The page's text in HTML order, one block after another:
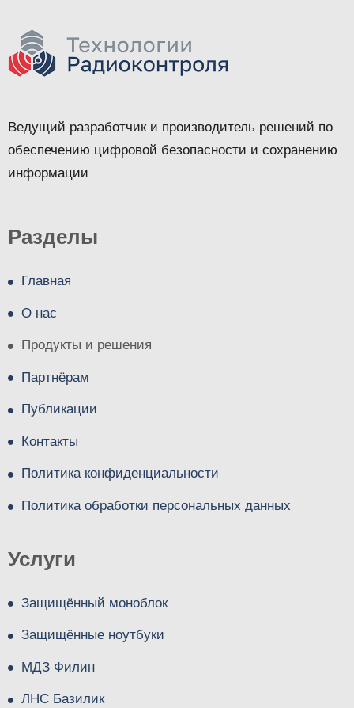
Ведущий разработчик и производитель решений по
обеспечению цифровой безопасности и сохранению
информации
Разделы
Главная
О нас
Продукты и решения
Партнёрам
Публикации
Контакты
Политика конфиденциальности
Политика обработки персональных данных
Услуги
Защищённый моноблок
Защищённые ноутбуки
МДЗ Филин
ЛНС Базилик